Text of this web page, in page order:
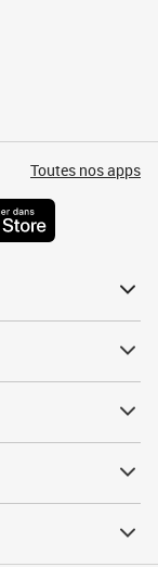
Toutes nos apps